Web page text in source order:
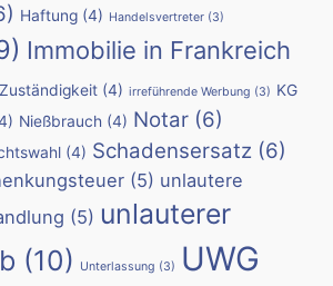
Haftung (4) Handelsvertreter (3)
Immobilie in Frankreich
(4) irreführende Werbung (3) KG
Nießbrauch (4) Notar (6)
(4) Schadensersatz (6)
(5) unlautere
(5) unlauterer
(10) Unterlassung (3)
UWG